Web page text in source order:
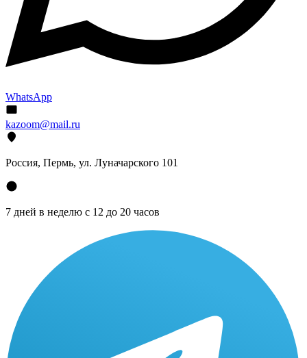
WhatsApp
kazoom@mail.ru
Россия, Пермь, ул. Луначарского 101
7 дней в неделю с 12 до 20 часов